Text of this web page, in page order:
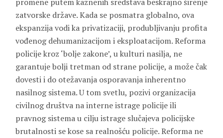
zatvorske države. Kada se posmatra globalno, ova
ekspanzija vodi ka privatizaciji, produbljivanju profita
vođenog dehumanizacijom i eksploatacijom. Reforma
policije kroz ‘bolje zakone’, u kulturi nasilja, ne
garantuje bolji tretman od strane policije, a može čak
dovesti i do otežavanja osporavanja inherentno
nasilnog sistema. U tom svetlu, pozivi organizacija
civilnog društva na interne istrage policije ili
pravnog sistema u cilju istrage slučajeva policijske
brutalnosti se kose sa realnošću policije. Reforma ne